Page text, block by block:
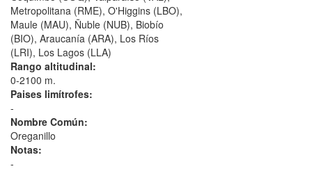
Metropolitana (RME), O'Higgins (LBO),
Maule (MAU), Ñuble (NUB), Biobío
(BIO), Araucanía (ARA), Los Ríos
(LRI), Los Lagos (LLA)
Rango altitudinal:
0-2100 m.
Paises limítrofes:
-
Nombre Común:
Oreganillo
Notas:
-